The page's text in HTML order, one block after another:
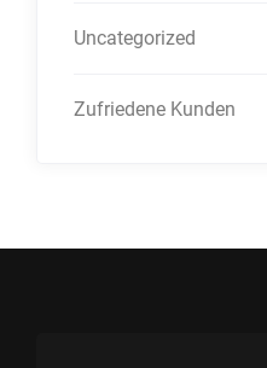
Uncategorized
Zufriedene Kunden